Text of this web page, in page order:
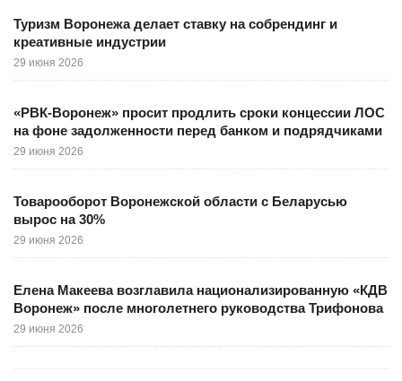
Туризм Воронежа делает ставку на собрендинг и
креативные индустрии
29 июня 2026
«РВК-Воронеж» просит продлить сроки концессии ЛОС
на фоне задолженности перед банком и подрядчиками
29 июня 2026
Товарооборот Воронежской области с Беларусью
вырос на 30%
29 июня 2026
Елена Макеева возглавила национализированную «КДВ
Воронеж» после многолетнего руководства Трифонова
29 июня 2026